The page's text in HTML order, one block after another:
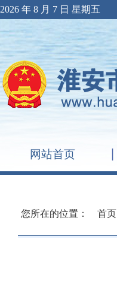
2026 年 8 月 7 日 星期五
网站首页
您所在的位置： 首页